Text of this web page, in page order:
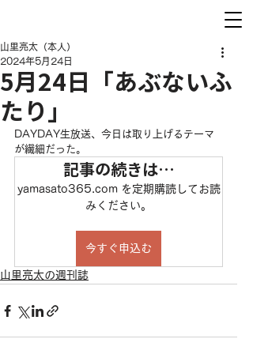
5月24日「あぶないふ
たり」
山里亮太（本人）
2024年5月24日
DAYDAY生放送、今日は取り上げるテーマ
が繊細だった。
記事の続きは…
yamasato365.com を定期購読してお読
みください。
今すぐ申込む
山里亮太の週刊誌